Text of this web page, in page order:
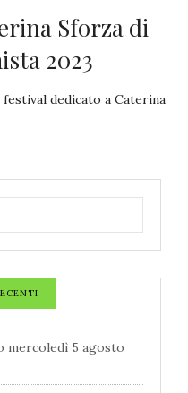
Sforza di
2023
dedicato a Caterina
mercoledì 5 agosto